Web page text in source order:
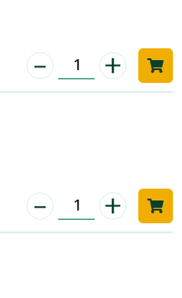
- +
- +